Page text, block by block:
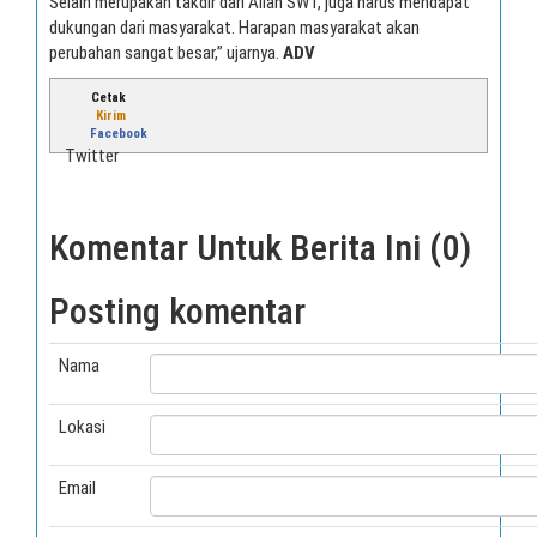
dukungan dari masyarakat. Harapan masyarakat akan
perubahan sangat besar,” ujarnya. ADV
Cetak
Kirim
Facebook
Twitter
Komentar Untuk Berita Ini (0)
Posting komentar
Nama
Lokasi
Email